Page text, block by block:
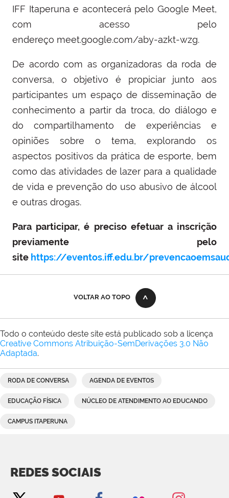
IFF Itaperuna e acontecerá pelo Google Meet,
com acesso pelo
endereço meet.google.com/aby-azkt-wzg.
De acordo com as organizadoras da roda de
conversa, oobjetivo é propiciar junto aos
participantes um espaço de disseminação de
conhecimento a partir da troca, do diálogo e
do compartilhamento de experiências e
opiniões sobre o tema, explorando os
aspectos positivos da prática de esporte, bem
como das atividades de lazer para a qualidade
de vida e prevenção do uso abusivo de álcool
e outras drogas.
Para participar, é preciso efetuar a inscrição
previamente pelo
site https://eventos.iff.edu.br/
VOLTAR AO TOPO
Todo o conteúdo deste site está publicado sob a licença
Creative Commons Atribuição-SemDerivações 3.0 Não
Adaptada.
RODA DE CONVERSA AGENDA DE EVENTOS
EDUCAÇÃO FÍSICA NÚCLEO DE ATENDIMENTO AO EDUCANDO
CAMPUS ITAPERUNA
REDES SOCIAIS